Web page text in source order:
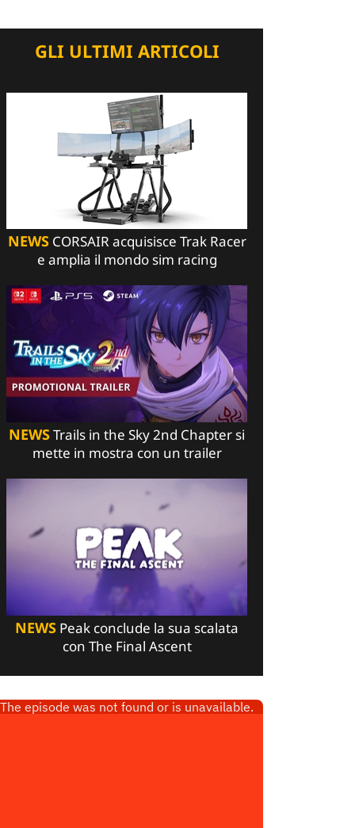
GLI ULTIMI ARTICOLI
NEWSCORSAIR acquisisce Trak Racer
e amplia il mondo sim racing
NEWSTrails in the Sky 2nd Chapter si
mette in mostra con un trailer
NEWS Peak conclude la sua scalata
con The Final Ascent